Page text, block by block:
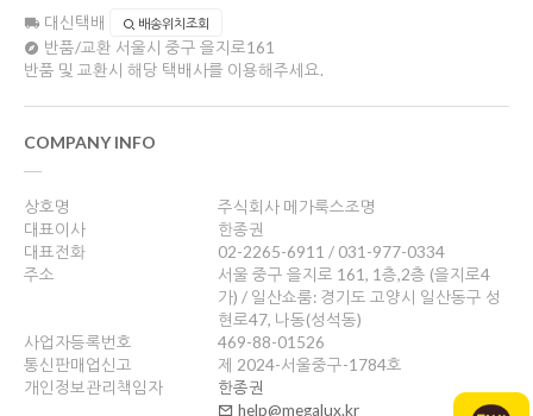
대신택배 배송위치조회
반품/교환 서울시 중구 을지로161
반품 및 교환시 해당 택배사를 이용해주세요.
COMPANY INFO
상호명
주식회사 메가룩스조명
대표이사
한종권
대표전화
02-2265-6911 / 031-977-0334
주소
서울 중구 을지로 161, 1층,2층 (을지로4
가) / 일산쇼룸: 경기도 고양시 일산동구 성
현로47, 나동(성석동)
사업자등록번호
469-88-01526
통신판매업신고
제 2024-서울중구-1784호
개인정보관리책임자
한종권
help@megalux.kr